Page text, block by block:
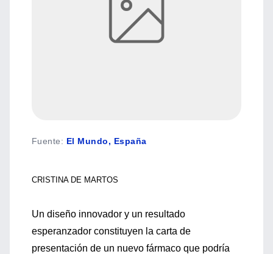
Fuente: El Mundo, España
CRISTINA DE MARTOS
Un diseño innovador y un resultado
esperanzador constituyen la carta de
presentación de un nuevo fármaco que podría